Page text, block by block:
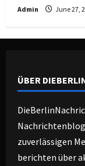
Admin June 27,
ÜBER
zuverlässigen
berichten über